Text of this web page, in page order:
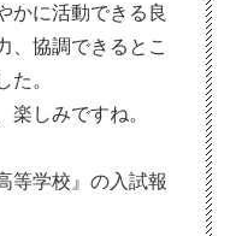
かに活動できる良
、協調できるとこ
た。
楽しみですね。
等学校』の入試報